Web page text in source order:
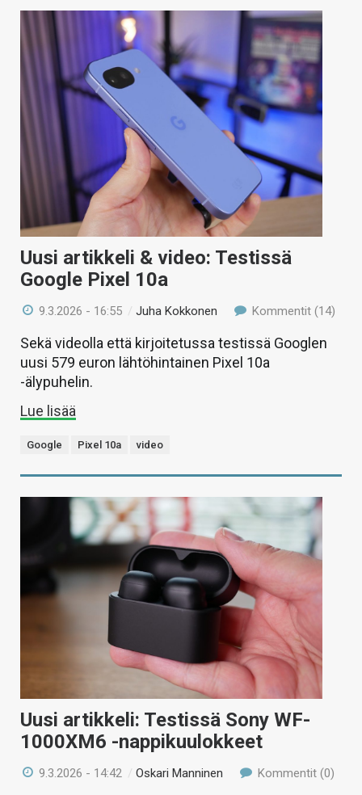
Uusi artikkeli & video: Testissä
Google Pixel 10a
9.3.2026 - 16:55 /Juha Kokkonen Kommentit (14)
Sekä videolla että kirjoitetussa testissä Googlen
uusi 579 euron lähtöhintainen Pixel 10a
-älypuhelin.
Lue lisää
Google Pixel 10a video
Uusi artikkeli: Testissä Sony WF-
1000XM6 -nappikuulokkeet
9.3.2026 - 14:42 /Oskari Manninen Kommentit (0)